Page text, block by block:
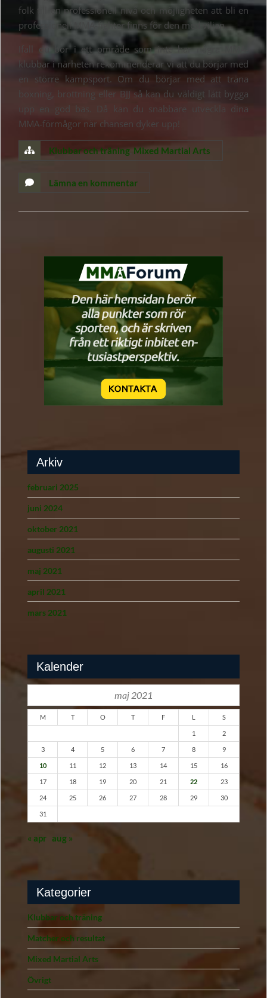
folk till en professionell nivå och möjligheten att bli en
professionell MMA-fighter finns för den med viljan.
Ifall du bor i ett område som inte har några MMA-
klubbar i närheten rekommenderar vi att du börjar med
en större kampsport. Om du börjar med att träna
boxning, brottning eller BJJ så kan du väldigt lätt bygga
upp en god bas. Då kan du snabbare utveckla dina
MMA-förmågor när chansen dyker upp!
Klubbar och träning, Mixed Martial Arts
Lämna en kommentar
Arkiv
februari 2025
juni 2024
oktober 2021
augusti 2021
maj 2021
april 2021
mars 2021
Kalender
maj 2021
M T O T F L S
1 2
3 4 5 6 7 8 9
10 11 12 13 14 15 16
17 18 19 20 21 22 23
24 25 26 27 28 29 30
31
« apr aug »
Kategorier
Klubbar och träning
Matcher och resultat
Mixed Martial Arts
Övrigt